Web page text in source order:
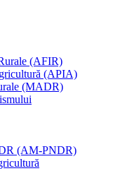
(AFIR)
(APIA)
(MADR)
(AM-PNDR)